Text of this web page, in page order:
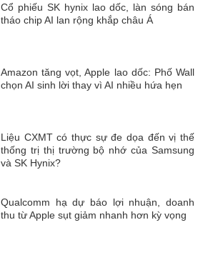
Cổ phiếu SK hynix lao dốc, làn sóng bán
tháo chip AI lan rộng khắp châu Á
Amazon tăng vọt, Apple lao dốc: Phố Wall
chọn AI sinh lời thay vì AI nhiều hứa hẹn
Liệu CXMT có thực sự đe dọa đến vị thế
thống trị thị trường bộ nhớ của Samsung
và SK Hynix?
Qualcomm hạ dự báo lợi nhuận, doanh
thu từ Apple sụt giảm nhanh hơn kỳ vọng